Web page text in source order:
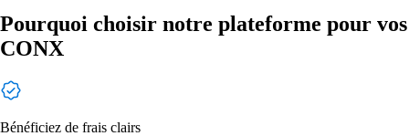
Pourquoi choisir notre plateforme pour vos
CONX
Bénéficiez de frais clairs